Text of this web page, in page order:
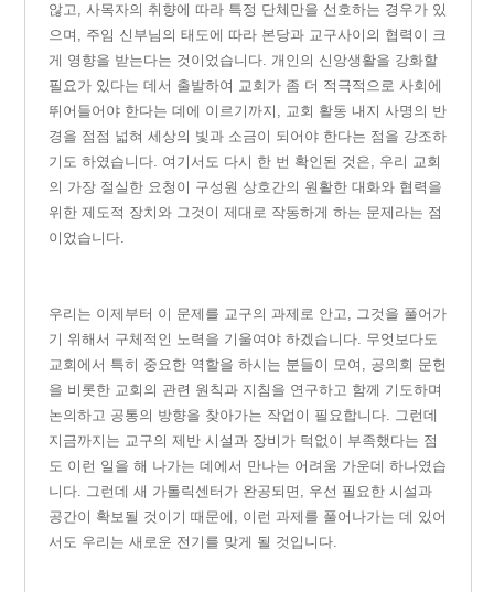
않고, 사목자의 취향에 따라 특정 단체만을 선호하는 경우가 있
으며, 주임 신부님의 태도에 따라 본당과 교구사이의 협력이 크
게 영향을 받는다는 것이었습니다. 개인의 신앙생활을 강화할
필요가 있다는 데서 출발하여 교회가 좀 더 적극적으로 사회에
뛰어들어야 한다는 데에 이르기까지, 교회 활동 내지 사명의 반
경을 점점 넓혀 세상의 빛과 소금이 되어야 한다는 점을 강조하
기도 하였습니다. 여기서도 다시 한 번 확인된 것은, 우리 교회
의 가장 절실한 요청이 구성원 상호간의 원활한 대화와 협력을
위한 제도적 장치와 그것이 제대로 작동하게 하는 문제라는 점
이었습니다.
우리는 이제부터 이 문제를 교구의 과제로 안고, 그것을 풀어가
기 위해서 구체적인 노력을 기울여야 하겠습니다. 무엇보다도
교회에서 특히 중요한 역할을 하시는 분들이 모여, 공의회 문헌
을 비롯한 교회의 관련 원칙과 지침을 연구하고 함께 기도하며
논의하고 공통의 방향을 찾아가는 작업이 필요합니다. 그런데
지금까지는 교구의 제반 시설과 장비가 턱없이 부족했다는 점
도 이런 일을 해 나가는 데에서 만나는 어려움 가운데 하나였습
니다. 그런데 새 가톨릭센터가 완공되면, 우선 필요한 시설과
공간이 확보될 것이기 때문에, 이런 과제를 풀어나가는 데 있어
서도 우리는 새로운 전기를 맞게 될 것입니다.